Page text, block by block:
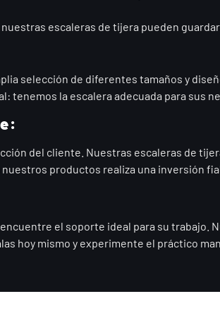
escaleras de tijera pueden
selección de diferentes tamaños y
tenemos la escalera adecuada para sus
del cliente. Nuestras escaleras de
productos realiza una inversión
el soporte ideal para su
hoy mismo y experimente el práctico